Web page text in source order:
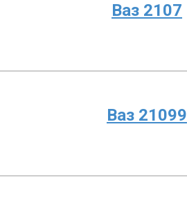
Ваз 2107
Ваз 21099